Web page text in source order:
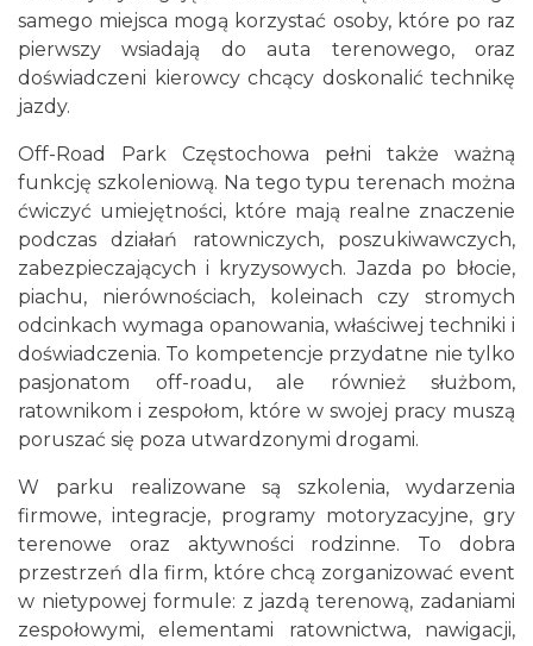
samego miejsca mogą korzystać osoby, które po raz
pierwszy wsiadają do auta terenowego, oraz
doświadczeni kierowcy chcący doskonalić technikę
jazdy.
Off-Road Park Częstochowa pełni także ważną
funkcję szkoleniową. Na tego typu terenach można
ćwiczyć umiejętności, które mają realne znaczenie
podczas działań ratowniczych, poszukiwawczych,
zabezpieczających i kryzysowych. Jazda po błocie,
piachu, nierównościach, koleinach czy stromych
odcinkach wymaga opanowania, właściwej techniki i
doświadczenia. To kompetencje przydatne nie tylko
pasjonatom off-roadu, ale również służbom,
ratownikom i zespołom, które w swojej pracy muszą
poruszać się poza utwardzonymi drogami.
W parku realizowane są szkolenia, wydarzenia
firmowe, integracje, programy motoryzacyjne, gry
terenowe oraz aktywności rodzinne. To dobra
przestrzeń dla firm, które chcą zorganizować event
w nietypowej formule: z jazdą terenową, zadaniami
zespołowymi, elementami ratownictwa, nawigacji,